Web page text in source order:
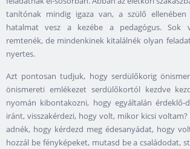
tanítónak mindig igaza van, a szülő
hatalmat vesz a kezébe a pedagógus. Sok
remtenék, de mindenkinek kitalálnék olyan
nyertes.
Azt pontosan tudjuk, hogy serdülőkorig
önismereti emlékezet serdülőkortól kezdve
nyomán kibontakozni, hogy egyáltalán
iránt, visszakérdezi, hogy volt, mikor kicsi
adnék, hogy kérdezd meg édesanyádat, hogy
hozzál be fényképeket, mutasd be a családodat,